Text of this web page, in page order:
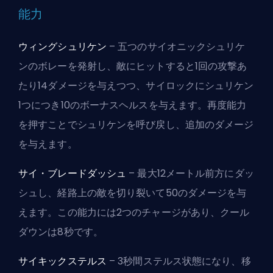
能力
ウィングシュリケン – 五つのサイオニックシュリケ
ンのボレーを発射し、敵にヒットすると1回の攻撃あ
たり14ダメージを与えつつ、サイロックにシュリケン
1つにつき10のボーナスヘルスを与えます。再度能力
を押すことでシュリケンを呼び戻し、追加のダメージ
を与えます。
サイ・ブレードダッシュ – 最大12メートル前方にダッ
シュし、経路上の敵を切り裂いて50のダメージを与
えます。この能力には2つのチャージがあり、クール
ダウンは8秒です。
サイキックステルス – 3秒間ステルス状態になり、移